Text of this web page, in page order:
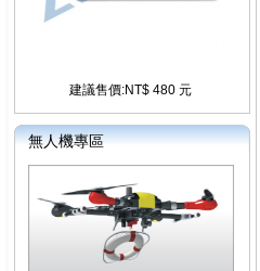
建議售價:NT$ 480 元
無人機專區